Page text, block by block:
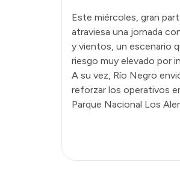
Este miércoles, gran
atraviesa una jornada
y vientos, un escenario
riesgo muy elevado por
A su vez, Río Negro
reforzar los operativos
Parque Nacional Los